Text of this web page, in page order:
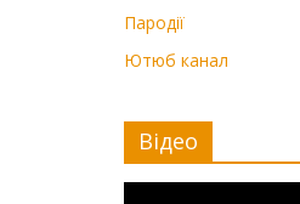
Пародії
Ютюб канал
Відео